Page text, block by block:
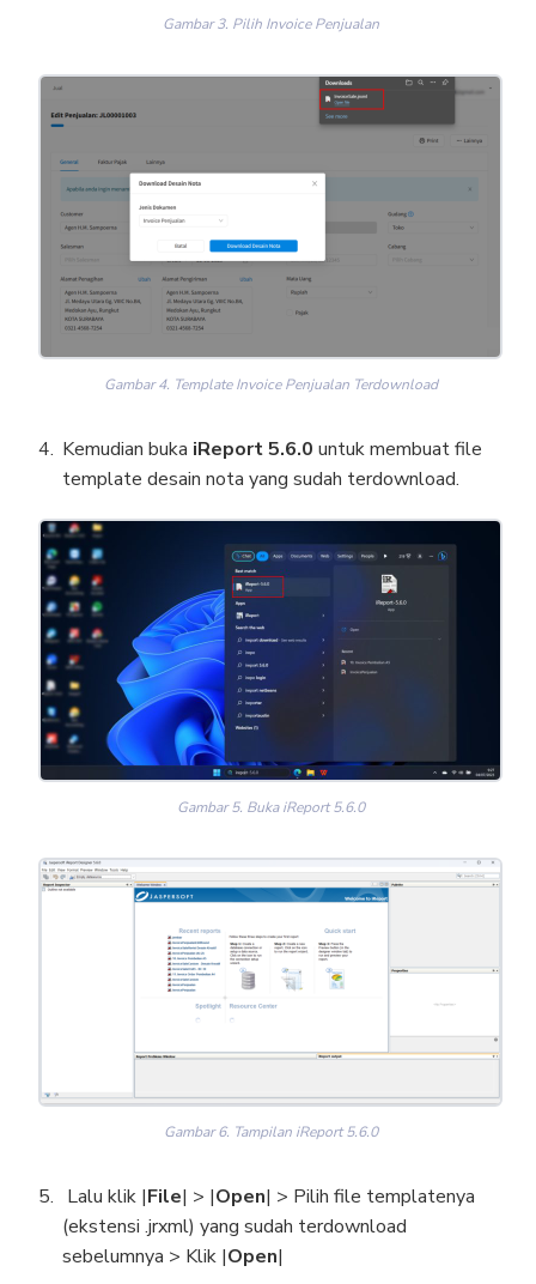
Gambar 3. Pilih Invoice Penjualan
Gambar 4. Template Invoice Penjualan Terdownload
Kemudian buka iReport 5.6.0 untuk membuat file
template desain nota yang sudah terdownload.
Gambar 5. Buka iReport 5.6.0
Gambar 6. Tampilan iReport 5.6.0
Lalu klik |File| > |Open| > Pilih file templatenya
(ekstensi .jrxml) yang sudah terdownload
sebelumnya > Klik |Open|